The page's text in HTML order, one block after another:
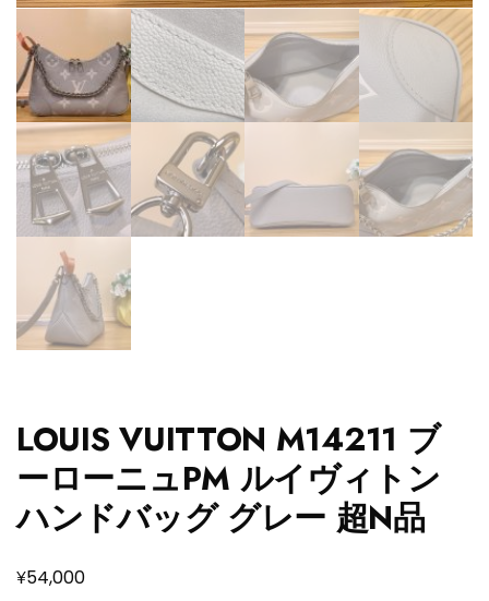
LOUIS VUITTON M14211 ブ
ーローニュPM ルイヴィトン
ハンドバッグ グレー 超N品
¥54,000